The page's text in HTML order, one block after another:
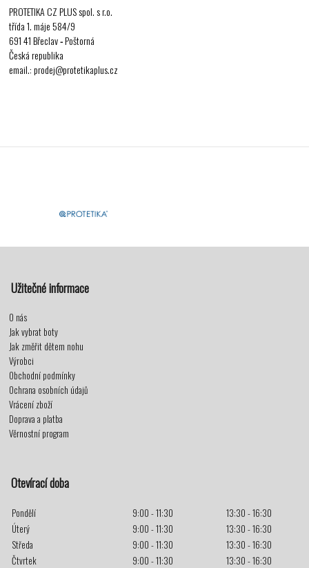
PROTETIKA CZ PLUS spol. s r.o.
třída 1. máje 584/9
691 41 Břeclav-Poštorná
Česká republika
email.: prodej@protetikaplus.cz
Užitečné informace
O nás
Jak vybrat boty
Jak změřit dětem nohu
Výrobci
Obchodní podmínky
Ochrana osobních údajů
Vrácení zboží
Doprava a platba
Věrnostní program
Otevírací doba
Pondělí 9:00 - 11:30
13:30 - 16:30
Úterý
9:00 - 11:30
13:30 - 16:30
Středa
9:00 - 11:30
13:30 - 16:30
Čtvrtek
9:00 - 11:30
13:30 - 16:30